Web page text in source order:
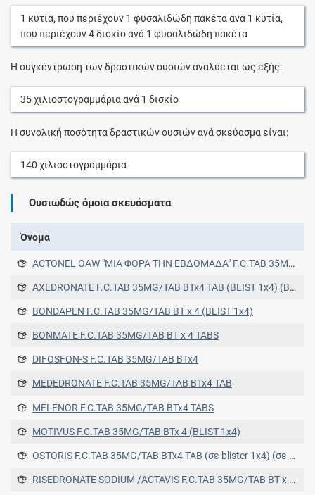
1 κυτία, που περιέχουν 1 φυσαλιδώδη πακέταανά 1 κυτία,
που περιέχουν4δισκίοανά 1 φυσαλιδώδη πακέτα
Η συγκέντρωση των δραστικών ουσιών αναλύεται ως εξής:
35χιλιοστογραμμάριαανά 1 δισκίο
Η συνολική ποσότητα δραστικών ουσιών ανά σκεύασμα είναι:
140 χιλιοστογραμμάρια
Ουσιωδώς όμοια σκευάσματα
Όνομα
ACTONEL OAW "ΜΙΑ ΦΟΡΑ ΤΗΝ ΕΒΔΟΜΑΔΑ" F.C.TAB 35MG/TAB BTx 4 (σε BLISTER)
AXEDRONATE F.C.TAB 35MG/TAB BTx4 TAB (BLIST 1x4) (BLIST 1x4)
BONDAPEN F.C.TAB 35MG/TAB BT x 4 (BLIST 1x4)
BONMATE F.C.TAB 35MG/TAB BT x 4 TABS
DIFOSFON-S F.C.TAB 35MG/TAB BTx4
MEDEDRONATE F.C.TAB 35MG/TAB BTx4 TAB
MELENOR F.C.TAB 35MG/TAB BTx4 TABS
MOTIVUS F.C.TAB 35MG/TAB BTx 4 (BLIST 1x4)
OSTORIS F.C.TAB 35MG/TAB BTx4 TAB (σε blister 1x4) (σε blister 1x4)
RISEDRONATE SODIUM /ACTAVIS F.C.TAB 35MG/TAB BT x 4 TABS